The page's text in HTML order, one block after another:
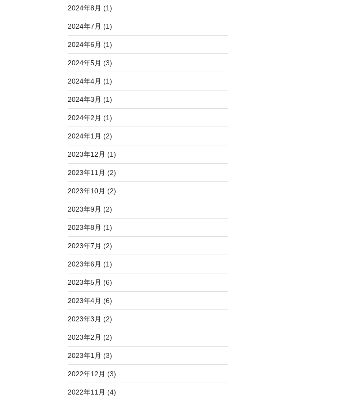
2024年8月 (1)
2024年7月 (1)
2024年6月 (1)
2024年5月 (3)
2024年4月 (1)
2024年3月 (1)
2024年2月 (1)
2024年1月 (2)
2023年12月 (1)
2023年11月 (2)
2023年10月 (2)
2023年9月 (2)
2023年8月 (1)
2023年7月 (2)
2023年6月 (1)
2023年5月 (6)
2023年4月 (6)
2023年3月 (2)
2023年2月 (2)
2023年1月 (3)
2022年12月 (3)
2022年11月 (4)